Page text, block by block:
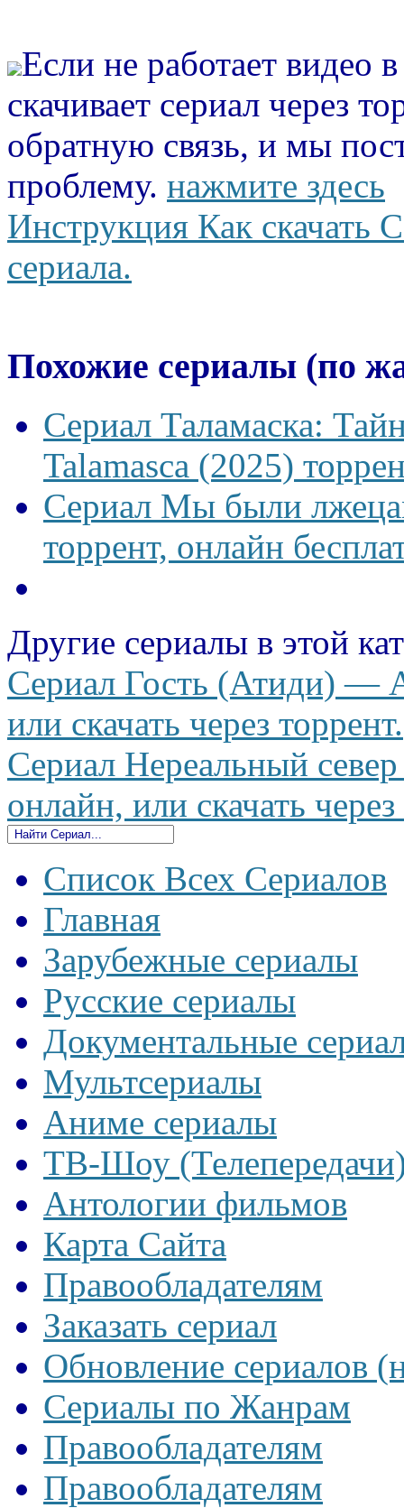
Если не работает видео
скачивает сериал через
обратную связь, и мы
проблему. нажмите здесь
Инструкция Как скачать
сериала.
Похожие сериалы (по
Сериал Таламаска:
Talamasca (2025)
Сериал Мы были
торрент, онлайн
Другие сериалы в этой
Сериал Гость (Атиди) —
или скачать через торрент.
Сериал Нереальный
онлайн, или скачать
Список Всех Сериалов
Главная
Зарубежные сериалы
Русские сериалы
Документальные
Мультсериалы
Аниме сериалы
ТВ-Шоу
Антологии фильмов
Карта Сайта
Правообладателям
Заказать сериал
Обновление сериалов
Сериалы по Жанрам
Правообладателям
Правообладателям